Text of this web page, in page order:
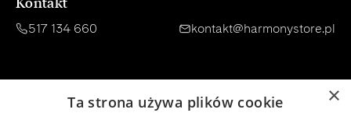
517 134 660 kontakt@harmonystore.pl
×
Ta strona używa plików cookie